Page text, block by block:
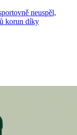
neuspěl,
korun díky